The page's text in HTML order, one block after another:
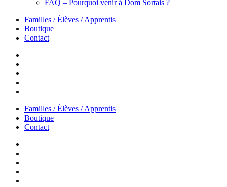
FAQ – Pourquoi venir à Dom Sortais ?
Familles / Élèves / Apprentis
Boutique
Contact
Familles / Élèves / Apprentis
Boutique
Contact